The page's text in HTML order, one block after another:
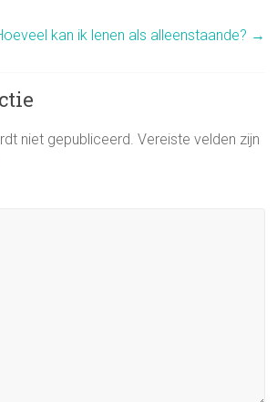
kan ik lenen als alleenstaande? →
niet gepubliceerd. Vereiste velden zijn